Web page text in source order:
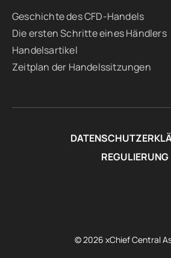
Geschichte des CFD-Handels
Die ersten Schritte eines Händlers
Handelsartikel
Zeitplan der Handelssitzungen
REGULIERUNG
© 2026 xChief Central